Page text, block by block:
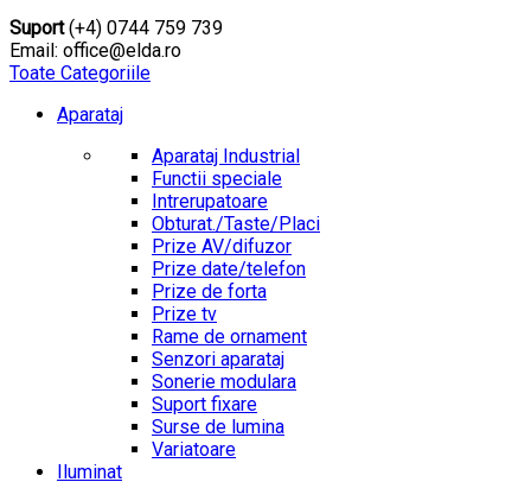
Suport(+4) 0744 759 739
Email: office@elda.ro
Toate Categoriile
Aparataj
Aparataj Industrial
Functii speciale
Intrerupatoare
Obturat./Taste/Placi
Prize AV/difuzor
Prize date/telefon
Prize de forta
Prize tv
Rame de ornament
Senzori aparataj
Sonerie modulara
Suport fixare
Surse de lumina
Variatoare
Iluminat